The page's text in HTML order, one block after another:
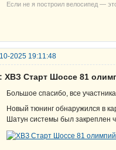
Если не я построил велосипед —
2025 19:11:48
ХВЗ Старт Шоссе 81
Большое спасибо, все
Новый тюнинг обнаружился в
Шатун системы был закреплен